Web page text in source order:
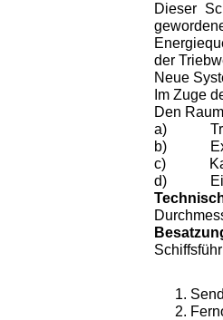
Dieser
der
Neue
Im Zuge
Den
a)
b)
c)
d)